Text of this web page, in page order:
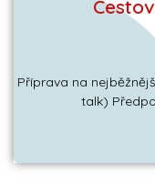
Příprava na
talk)